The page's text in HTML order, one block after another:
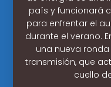
país y funcionará
para enfrentar el
durante el verano.
una nueva
transmisión, que
cuello